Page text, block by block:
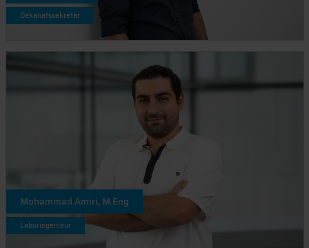
Dekanatssekretär
Mohammad Amiri, M.Eng
Laboringenieur